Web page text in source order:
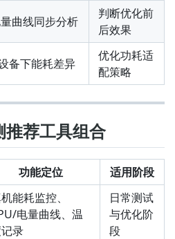
曲线同步分析
判断优化前
后效果
备下能耗差异
优化功耗适
配策略
推荐工具组合
功能定位 适用阶段
能耗监控、
电量曲线、温
录
日常测试
与优化阶
段